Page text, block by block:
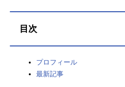
今期アニメ曜日別一覧
春アニメ
男性声優/女性声優一覧
目次
プロフィール
最新記事